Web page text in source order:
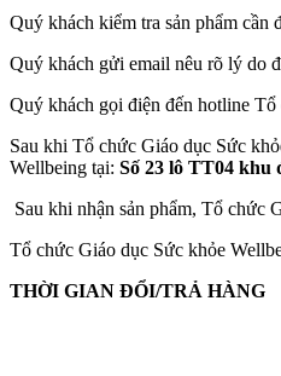
Quý khách kiểm tra sản phẩm
Quý khách gửi email nêu rõ lý do
Quý khách gọi điện đến hotline
Sau khi Tổ chức Giáo dục Sức
Wellbeing tại: Số 23 lô TT04
Sau khi nhận sản phẩm, Tổ chức
Tổ chức Giáo dục Sức khỏe
THỜI GIAN ĐỔI/TRẢ HÀNG